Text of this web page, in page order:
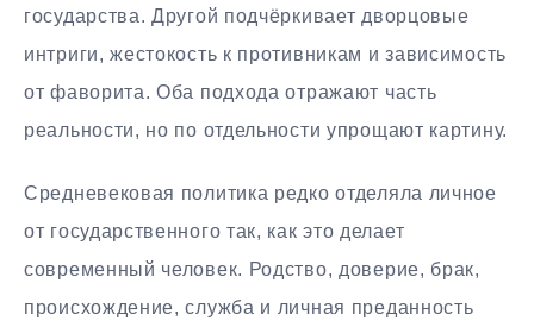
государства. Другой подчёркивает дворцовые
интриги, жестокость к противникам и зависимость
от фаворита. Оба подхода отражают часть
реальности, но по отдельности упрощают картину.
Средневековая политика редко отделяла личное
от государственного так, как это делает
современный человек. Родство, доверие, брак,
происхождение, служба и личная преданность